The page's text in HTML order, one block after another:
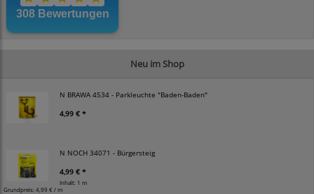
Neu im Shop
N BRAWA 4534 - Parkleuchte "Baden-Baden"
4,99 € *
N NOCH 34071 - Bürgersteig
4,99 € *
Inhalt: 1 m
Grundpreis:4,99 € / m